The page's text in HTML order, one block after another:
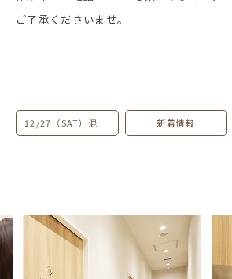
ご了承くださいませ。
12/27（SAT）混雑予想のお知らせ 新着情報